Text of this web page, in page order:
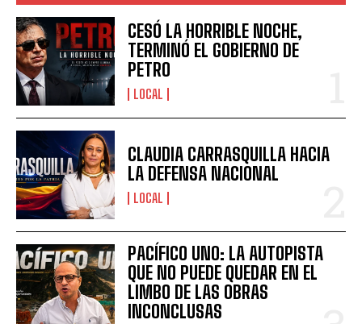
CESÓ LA HORRIBLE NOCHE,
TERMINÓ EL GOBIERNO DE
PETRO
LOCAL
CLAUDIA CARRASQUILLA HACIA
LA DEFENSA NACIONAL
LOCAL
PACÍFICO UNO: LA AUTOPISTA
QUE NO PUEDE QUEDAR EN EL
LIMBO DE LAS OBRAS
INCONCLUSAS